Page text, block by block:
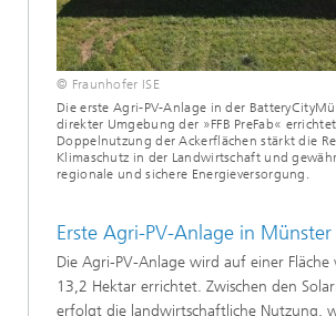
© Fraunhofer ISE
Die erste Agri-PV-Anlage in der
direkter Umgebung der »FFB PreFab«
Doppelnutzung der Ackerflächen stärkt die
Klimaschutz in der Landwirtschaft und
regionale und sichere Energieversorgung.
Erste Agri-PV-Anlage in Münster
Die Agri-PV-Anlage wird auf einer Fläche
13,2 Hektar errichtet. Zwischen den
erfolgt die landwirtschaftliche Nutzung,